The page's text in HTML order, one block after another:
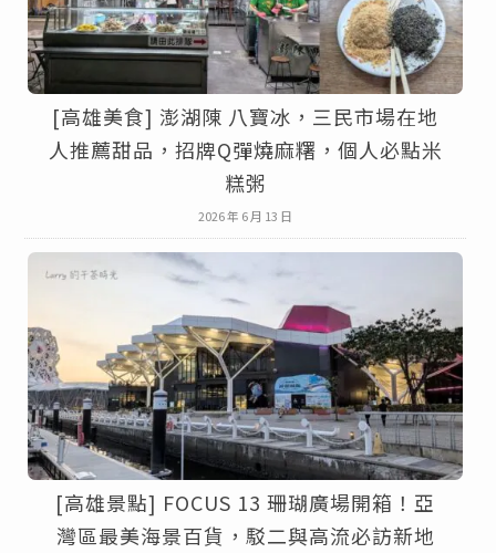
[高雄美食] 澎湖陳 八寶冰，三民市場在地
人推薦甜品，招牌Q彈燒麻糬，個人必點米
糕粥
2026 年 6 月 13 日
[高雄景點] FOCUS 13 珊瑚廣場開箱！亞
灣區最美海景百貨，駁二與高流必訪新地